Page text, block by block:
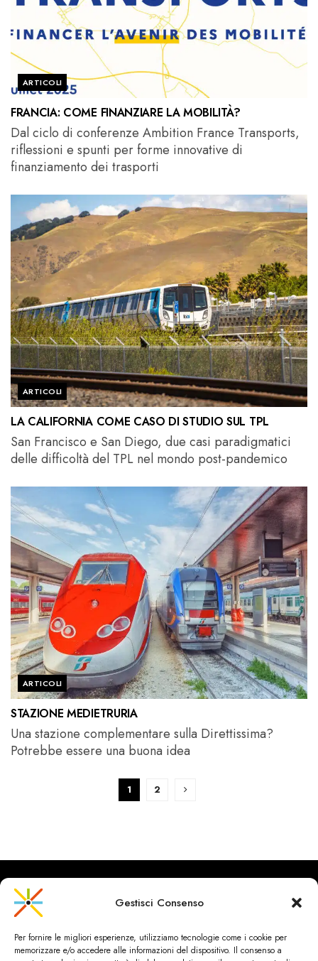
Gestisci Consenso
Per fornire le migliori esperienze, utilizziamo tecnologie come i cookie per
memorizzare e/o accedere alle informazioni del dispositivo. Il consenso a
ARTICOLI
FRANCIA: COME FINANZIARE LA MOBILITÀ?
Dal ciclo di conferenze Ambition France Transports,
riflessioni e spunti per forme innovative di
finanziamento dei trasporti
ARTICOLI
LA CALIFORNIA COME CASO DI STUDIO SUL TPL
San Francisco e San Diego, due casi paradigmatici
delle difficoltà del TPL nel mondo post-pandemico
ARTICOLI
STAZIONE MEDIETRURIA
Una stazione complementare sulla Direttissima?
Potrebbe essere una buona idea
1 2
CityRailways è un sito indipendente che discute argomenti di
urbanistica e trasporto collettivo argomentando con metodo
scientifico sulla base di dati ed esperienze.